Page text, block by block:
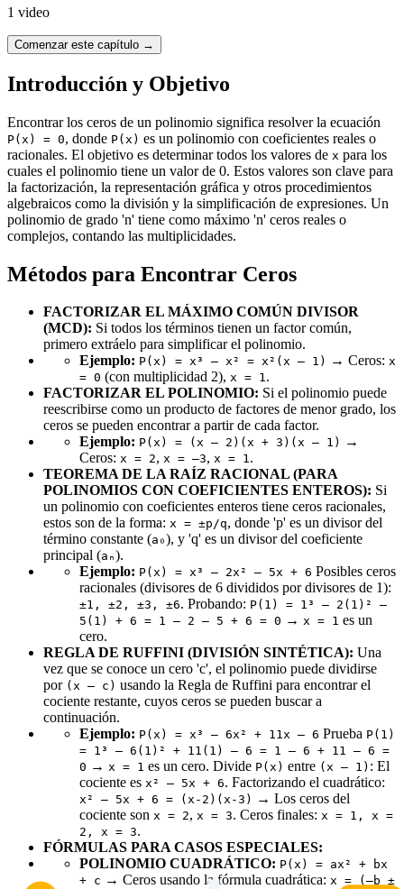
1 video
Comenzar este capítulo →
Introducción y Objetivo
Encontrar los ceros de un polinomio significa resolver la ecuación
P(x) = 0, donde P(x) es un polinomio con coeficientes reales o
racionales. El objetivo es determinar todos los valores de x para los
cuales el polinomio tiene un valor de 0. Estos valores son clave para
la factorización, la representación gráfica y otros procedimientos
algebraicos como la división y la simplificación de expresiones. Un
polinomio de grado 'n' tiene como máximo 'n' ceros reales o
complejos, contando las multiplicidades.
Métodos para Encontrar Ceros
FACTORIZAR EL MÁXIMO COMÚN DIVISOR
(MCD): Si todos los términos tienen un factor común,
primero extráelo para simplificar el polinomio.
Ejemplo: P(x) = x³ – x² = x²(x – 1) → Ceros: x
= 0 (con multiplicidad 2), x = 1.
FACTORIZAR EL POLINOMIO: Si el polinomio puede
reescribirse como un producto de factores de menor grado, los
ceros se pueden encontrar a partir de cada factor.
Ejemplo: P(x) = (x – 2)(x + 3)(x – 1)
→
Ceros: x = 2, x = –3, x = 1.
TEOREMA DE LA RAÍZ RACIONAL (PARA
POLINOMIOS CON COEFICIENTES ENTEROS): Si
un polinomio con coeficientes enteros tiene ceros racionales,
estos son de la forma: x = ±p/q, donde 'p' es un divisor del
término constante (a₀), y 'q' es un divisor del coeficiente
principal (aₙ).
Ejemplo: P(x) = x³ – 2x² – 5x + 6 Posibles ceros
racionales (divisores de 6 divididos por divisores de 1):
±1, ±2, ±3, ±6. Probando: P(1) = 1³ – 2(1)² –
5(1) + 6 = 1 – 2 – 5 + 6 = 0 → x = 1 es un
cero.
REGLA DE RUFFINI (DIVISIÓN SINTÉTICA): Una
vez que se conoce un cero 'c', el polinomio puede dividirse
por (x – c) usando la Regla de Ruffini para encontrar el
cociente restante, cuyos ceros se pueden buscar a
continuación.
Ejemplo: P(x) = x³ – 6x² + 11x – 6 Prueba P(1)
= 1³ – 6(1)² + 11(1) – 6 = 1 – 6 + 11 – 6 =
0 → x = 1 es un cero. Divide P(x) entre (x – 1) : El
cociente es x² – 5x + 6. Factorizando el cuadrático:
x² – 5x + 6 = (x-2)(x-3)
→ Los ceros del
cociente son x = 2, x = 3. Ceros finales: x = 1, x =
2, x = 3.
FÓRMULAS PARA CASOS ESPECIALES:
POLINOMIO CUADRÁTICO: P(x) = ax² + bx
+ c → Ceros usando la fórmula cuadrática: x = (–b ±